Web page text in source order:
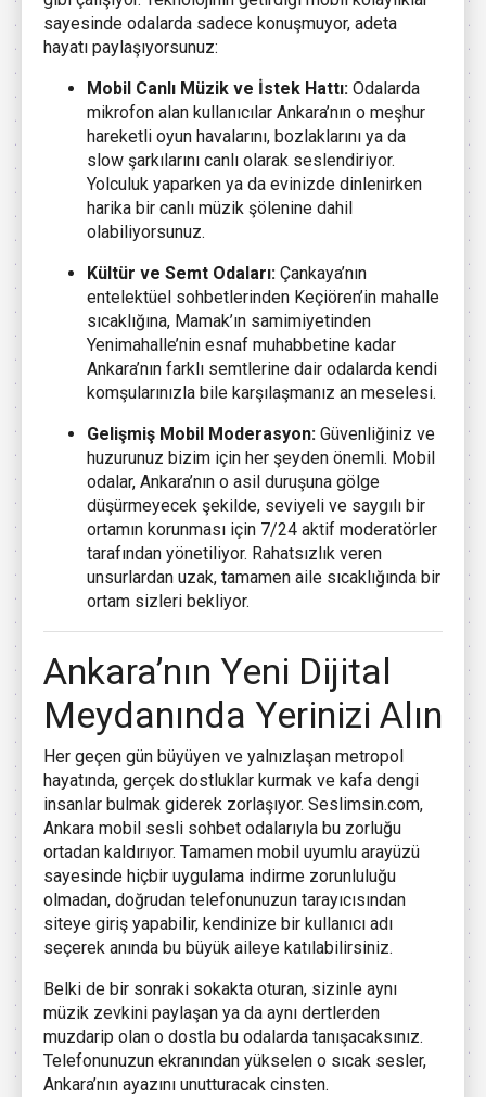
sayesinde odalarda sadece konuşmuyor, adeta
hayatı paylaşıyorsunuz:
Mobil Canlı Müzik ve İstek Hattı: Odalarda
mikrofon alan kullanıcılar Ankara’nın o meşhur
hareketli oyun havalarını, bozlaklarını ya da
slow şarkılarını canlı olarak seslendiriyor.
Yolculuk yaparken ya da evinizde dinlenirken
harika bir canlı müzik şölenine dahil
olabiliyorsunuz.
Kültür ve Semt Odaları: Çankaya’nın
entelektüel sohbetlerinden Keçiören’in mahalle
sıcaklığına, Mamak’ın samimiyetinden
Yenimahalle’nin esnaf muhabbetine kadar
Ankara’nın farklı semtlerine dair odalarda kendi
komşularınızla bile karşılaşmanız an meselesi.
Gelişmiş Mobil Moderasyon: Güvenliğiniz ve
huzurunuz bizim için her şeyden önemli. Mobil
odalar, Ankara’nın o asil duruşuna gölge
düşürmeyecek şekilde, seviyeli ve saygılı bir
ortamın korunması için 7/24 aktif moderatörler
tarafından yönetiliyor. Rahatsızlık veren
unsurlardan uzak, tamamen aile sıcaklığında bir
ortam sizleri bekliyor.
Ankara’nın Yeni Dijital
Meydanında Yerinizi Alın
Her geçen gün büyüyen ve yalnızlaşan metropol
hayatında, gerçek dostluklar kurmak ve kafa dengi
insanlar bulmak giderek zorlaşıyor. Seslimsin.com,
Ankara mobil sesli sohbet odalarıyla bu zorluğu
ortadan kaldırıyor. Tamamen mobil uyumlu arayüzü
sayesinde hiçbir uygulama indirme zorunluluğu
olmadan, doğrudan telefonunuzun tarayıcısından
siteye giriş yapabilir, kendinize bir kullanıcı adı
seçerek anında bu büyük aileye katılabilirsiniz.
Belki de bir sonraki sokakta oturan, sizinle aynı
müzik zevkini paylaşan ya da aynı dertlerden
muzdarip olan o dostla bu odalarda tanışacaksınız.
Telefonunuzun ekranından yükselen o sıcak sesler,
Ankara’nın ayazını unutturacak cinsten.